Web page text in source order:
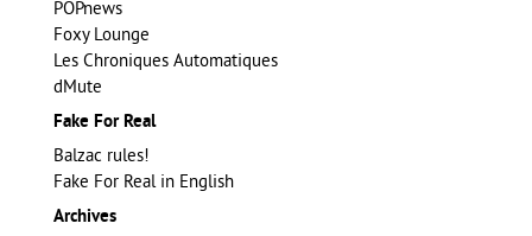
POPnews
Foxy Lounge
Les Chroniques Automatiques
dMute
Fake For Real
Balzac rules!
Fake For Real in English
Archives